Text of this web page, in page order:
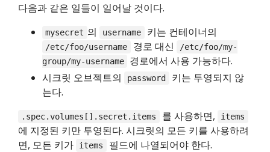
다음과 같은 일들이 일어날 것이다.
mysecret 의 username 키는 컨테이너의
/etc/foo/username 경로 대신
/etc/foo/my-
group/my-username
경로에서 사용 가능하다.
시크릿 오브젝트의
password
키는 투영되지 않
는다.
.spec.volumes[].secret.items 를 사용하면, items
에 지정된 키만 투영된다. 시크릿의 모든 키를 사용하려
면, 모든 키가
items
필드에 나열되어야 한다.